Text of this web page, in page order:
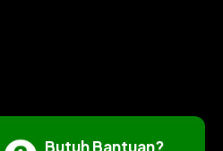
Butuh Bantuan?